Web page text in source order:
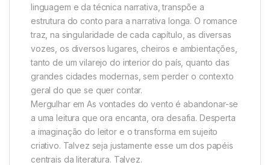
linguagem e da técnica narrativa, transpõe a
estrutura do conto para a narrativa longa. O romance
traz, na singularidade de cada capítulo, as diversas
vozes, os diversos lugares, cheiros e ambientações,
tanto de um vilarejo do interior do país, quanto das
grandes cidades modernas, sem perder o contexto
geral do que se quer contar.
Mergulhar em As vontades do vento é abandonar-se
a uma leitura que ora encanta, ora desafia. Desperta
a imaginação do leitor e o transforma em sujeito
criativo. Talvez seja justamente esse um dos papéis
centrais da literatura. Talvez.